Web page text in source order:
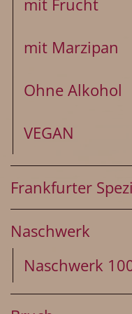
mit Frucht
mit Marzipan
Ohne Alkohol
VEGAN
Frankfurter
Naschwerk
Naschwerk